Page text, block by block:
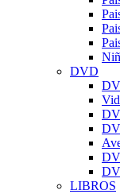
DVD
LIBROS